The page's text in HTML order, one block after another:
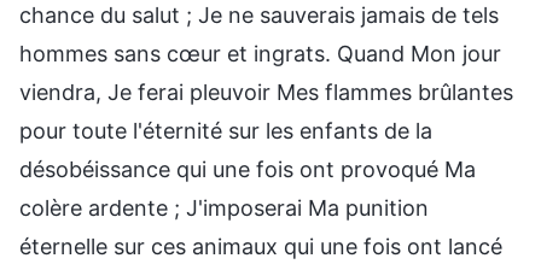
chance du salut ; Je ne sauverais jamais de tels
hommes sans cœur et ingrats. Quand Mon jour
viendra, Je ferai pleuvoir Mes flammes brûlantes
pour toute l'éternité sur les enfants de la
désobéissance qui une fois ont provoqué Ma
colère ardente ; J'imposerai Ma punition
éternelle sur ces animaux qui une fois ont lancé